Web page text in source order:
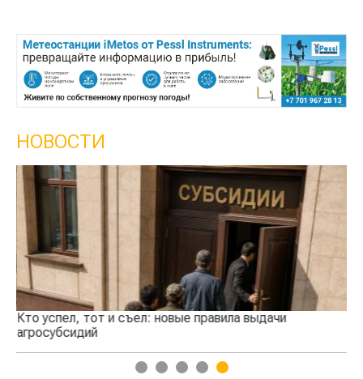
НОВОСТИ
Кто успел, тот и съел: новые правила выдачи
агросубсидий
1 2 3 4 5